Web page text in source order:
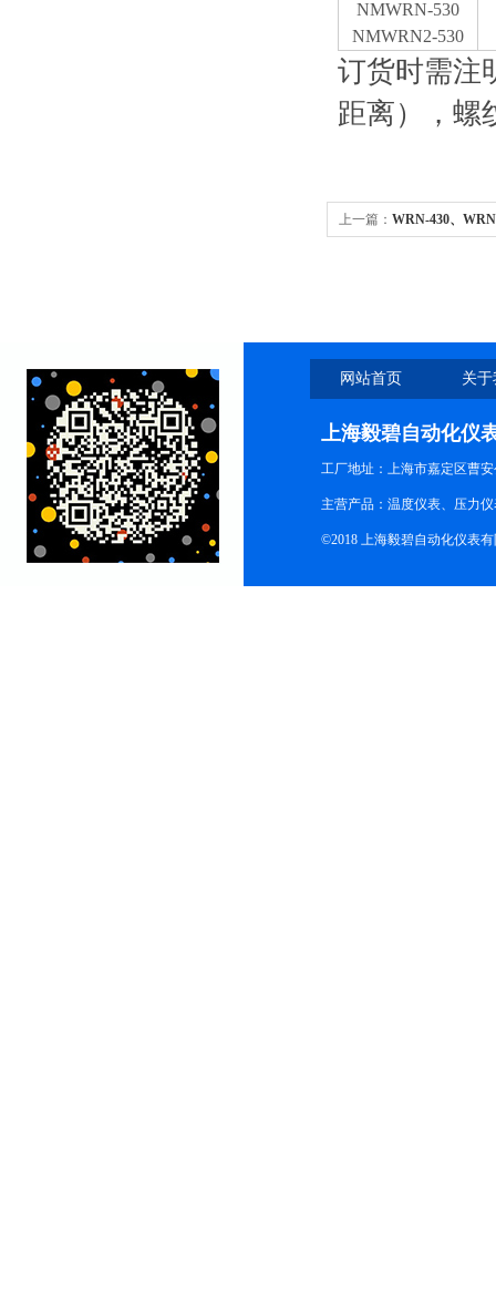
NMWRN-530
NMWRN2-530
订货时需注
距离），螺
上一篇： WRN-430、
网站首页 关
上海毅碧自动化仪
工厂地址：上海市嘉定区曹安
主营产品：温度仪表、压力
©2018 上海毅碧自动化仪表